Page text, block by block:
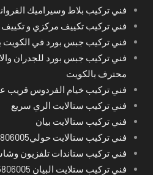
فني تركيب بلاط وسيراميك
فني تركيب تكييف مركزي و
فني تركيب جبس بورد في الكويت
فني تركيب جبس بورد للجدران
محترف بالكويت
فني تركيب خيام الفردوس قريب
فني تركيب ستالايت الري سريع
فني تركيب ستالايت بيان
فني تركيب ستالايت حولي55806005
فني تركيب ستاندات تلفزيون
فني تركيب ستلايت البيان 55806005